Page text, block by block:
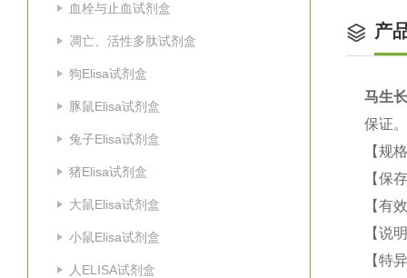
血栓与止血试剂盒
凋亡、活性多肽试剂盒
狗Elisa试剂盒
豚鼠Elisa试剂盒
兔子Elisa试剂盒
猪Elisa试剂盒
大鼠Elisa试剂盒
小鼠Elisa试剂盒
人ELISA试剂盒
产
马生
保证
【规
【保
【有
【说
【特